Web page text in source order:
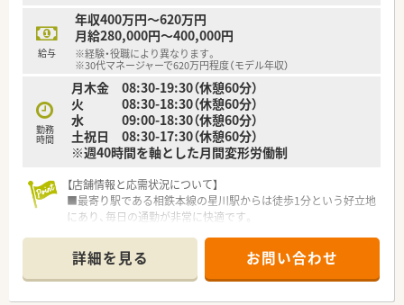
給与
年収400万円～620万円
月給280,000円～400,000円
※経験・役職により異なります。
※30代マネージャーで620万円程度（モデル年収）
勤務
時間
月木金 08:30-19:30（休憩60分）
火 08:30-18:30（休憩60分）
水 09:00-18:30（休憩60分）
土祝日 08:30-17:30（休憩60分）
※週40時間を軸とした月間変形労働制
【店舗情報と応需状況について】
■最寄り駅である相鉄本線の星川駅からは徒歩1分という好立地
にあり、毎日の通勤が非常に快適です。
神科、内科が中心の環境となります。
■薬剤師は正社員2名とパート4名の計6名体制で、事務員2名と
共に協力して店舗を運営しています。
詳細を見る お問い合わせ